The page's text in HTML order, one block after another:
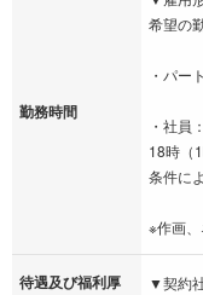
勤務時間
希望の
・パー
・社
18時（
条件に
※作画
待遇及び福利厚
▼契約